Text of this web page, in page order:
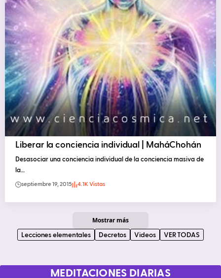
Liberar la conciencia individual | MaháChohán
Desasociar una conciencia individual de la conciencia masiva de
la…
septiembre 19, 2015 4.1K Vistas
Mostrar más
Lecciones elementales Decretos Videos VER TODAS
MEDITACIONES DIARIAS